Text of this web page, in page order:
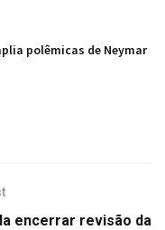
polêmicas de Neymar
encerrar revisão da